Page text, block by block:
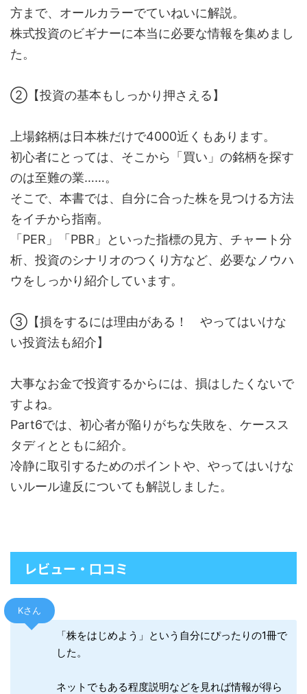
方まで、オールカラーでていねいに解説。
株式投資のビギナーに本当に必要な情報を集めまし
た。
②【投資の基本もしっかり押さえる】
上場銘柄は日本株だけで4000近くもあります。
初心者にとっては、そこから「買い」の銘柄を探す
のは至難の業……。
そこで、本書では、自分に合った株を見つける方法
をイチから指南。
「PER」「PBR」といった指標の見方、チャート分
析、投資のシナリオのつくり方など、必要なノウハ
ウをしっかり紹介しています。
③【損をするには理由がある！ やってはいけな
い投資法も紹介】
大事なお金で投資するからには、損はしたくないで
すよね。
Part6では、初心者が陥りがちな失敗を、ケースス
タディとともに紹介。
冷静に取引するためのポイントや、やってはいけな
いルール違反についても解説しました。
レビュー・口コミ
Kさん
「株をはじめよう」という自分にぴったりの1冊で
した。
ネットでもある程度説明などを見れば情報が得ら